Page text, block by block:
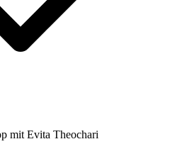
mit Evita Theochari